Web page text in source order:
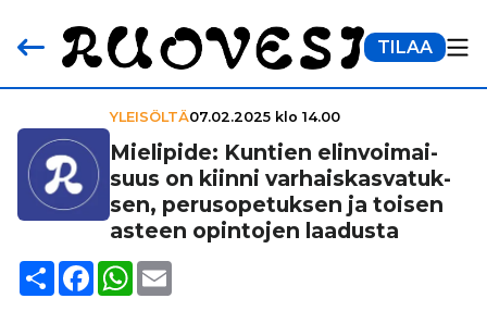
TILAA
YLEISÖLTÄ07.02.2025 klo 14.00
Mielipide: Kuntien elin­voi­mai­
suus on kiinni var­hais­kas­va­tuk­
sen, peru­so­pe­tuk­sen ja toisen
asteen opintojen laadusta
Share FacebookWhatsApp